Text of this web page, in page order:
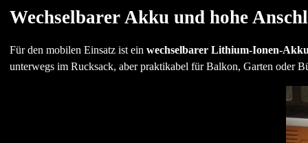
Wechselbarer Akku und hohe
Für den mobilen Einsatz ist ein wechselbarer Lithium-Ionen-
unterwegs im Rucksack, aber praktikabel für Balkon, Garten oder